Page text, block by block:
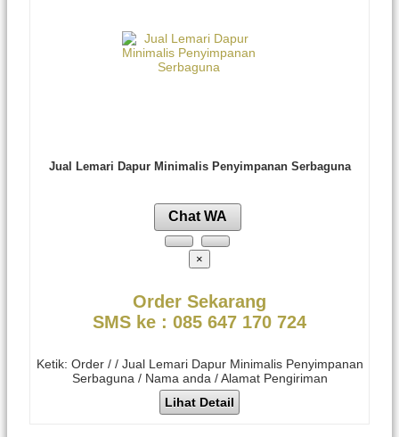
Jual Lemari Dapur Minimalis Penyimpanan Serbaguna
Chat WA
×
Order Sekarang
SMS ke : 085 647 170 724
Ketik: Order / / Jual Lemari Dapur Minimalis Penyimpanan
Serbaguna / Nama anda / Alamat Pengiriman
Lihat Detail